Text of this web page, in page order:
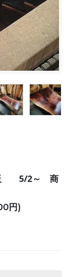
板 5/2～ 商
円)